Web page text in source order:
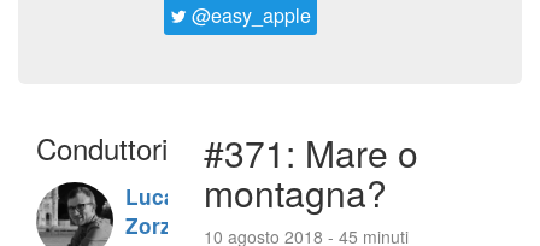
@easy_apple
Conduttori
Luca
Zorzi
#371: Mare o
montagna?
10 agosto 2018 - 45 minuti